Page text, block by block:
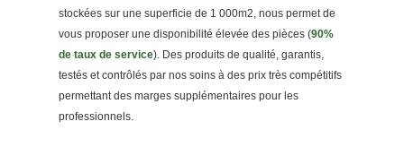
stockées sur une superficie de 1 000m2, nous permet de
vous proposer une disponibilité élevée des pièces (90%
de taux de service). Des produits de qualité, garantis,
testés et contrôlés par nos soins à des prix très compétitifs
permettant des marges supplémentaires pour les
professionnels.